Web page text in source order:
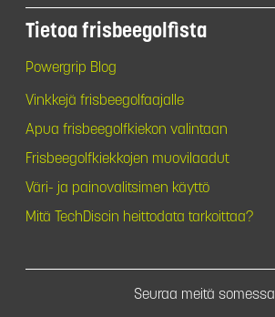
Tietoa frisbeegolfista
Powergrip Blog
Vinkkejä frisbeegolfaajalle
Apua frisbeegolfkiekon valintaan
Frisbeegolfkiekkojen muovilaadut
Väri- ja painovalitsimen käyttö
Mitä TechDiscin heittodata tarkoittaa?
Seuraa meitä somessa